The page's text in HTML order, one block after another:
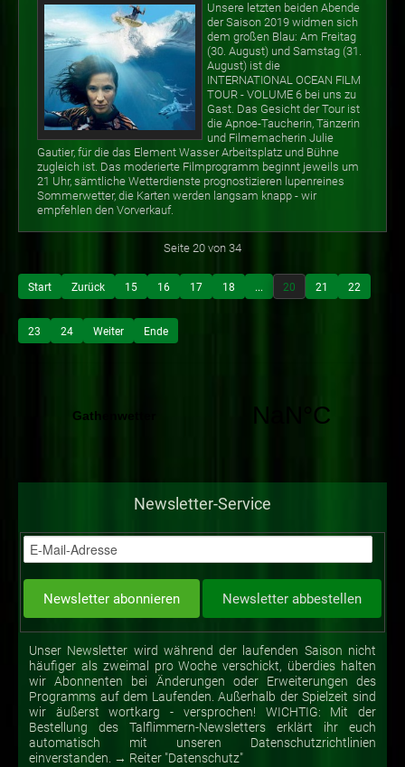
Unsere letzten beiden Abende
der Saison 2019 widmen sich
dem großen Blau: Am Freitag
(30. August) und Samstag (31.
August) ist die
INTERNATIONAL OCEAN FILM
TOUR - VOLUME 6 bei uns zu
Gast. Das Gesicht der Tour ist
die Apnoe-Taucherin, Tänzerin
und Filmemacherin Julie
Gautier, für die das Element Wasser Arbeitsplatz und Bühne
zugleich ist. Das moderierte Filmprogramm beginnt jeweils um
21 Uhr, sämtliche Wetterdienste prognostizieren lupenreines
Sommerwetter, die Karten werden langsam knapp - wir
empfehlen den Vorverkauf.
Seite 20 von 34
Start Zurück 15 16 17 18 ... 20 21 22
23 24 Weiter Ende
Newsletter-Service
Unser Newsletter wird während der laufenden Saison nicht
häufiger als zweimal pro Woche verschickt, überdies halten
wir Abonnenten bei Änderungen oder Erweiterungen des
Programms auf dem Laufenden. Außerhalb der Spielzeit sind
wir äußerst wortkarg - versprochen! WICHTIG: Mit der
Bestellung des Talflimmern-Newsletters erklärt ihr euch
automatisch mit unseren Datenschutzrichtlinien
einverstanden. → Reiter "Datenschutz"